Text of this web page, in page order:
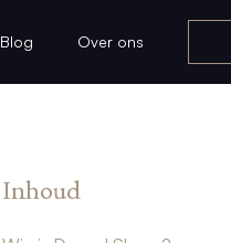
Blog Over ons
Inhoud